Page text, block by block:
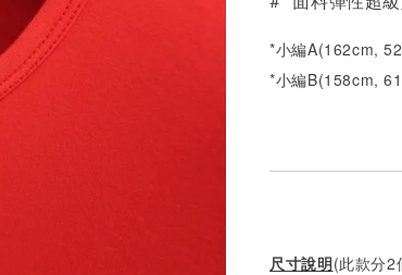
*小編A(162cm,
*小編B(158cm,
尺寸說明(此款分2